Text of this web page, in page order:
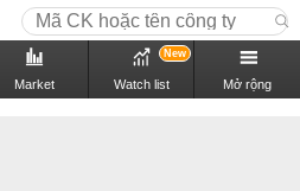
Market Watch list
New
Mở rộng